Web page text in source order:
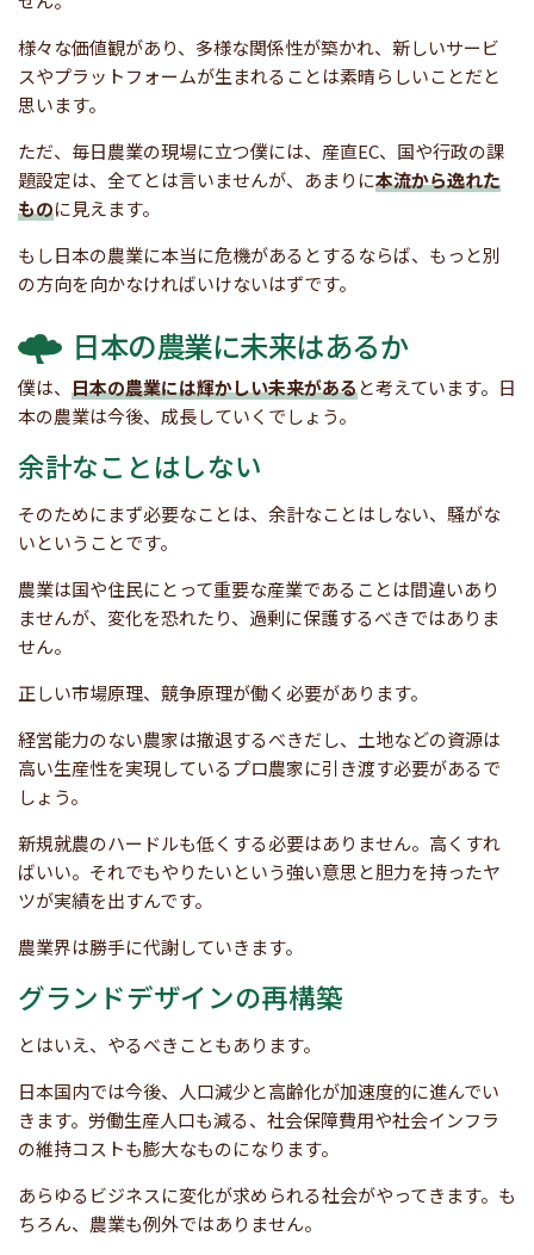
様々な価値観があり、多様な関係性が築かれ、新しいサービ
スやプラットフォームが生まれることは素晴らしいことだと
思います。
ただ、毎日農業の現場に立つ僕には、産直EC、国や行政の課
題設定は、全てとは言いませんが、あまりに本流から逸れた
ものに見えます。
もし日本の農業に本当に危機があるとするならば、もっと別
の方向を向かなければいけないはずです。
日本の農業に未来はあるか
僕は、 日本の農業には輝かしい未来があると考えています。日
本の農業は今後、成長していくでしょう。
余計なことはしない
そのためにまず必要なことは、余計なことはしない、騒がな
いということです。
農業は国や住民にとって重要な産業であることは間違いあり
ませんが、変化を恐れたり、過剰に保護するべきではありま
せん。
正しい市場原理、競争原理が働く必要があります。
経営能力のない農家は撤退するべきだし、土地などの資源は
高い生産性を実現しているプロ農家に引き渡す必要があるで
しょう。
新規就農のハードルも低くする必要はありません。高くすれ
ばいい。それでもやりたいという強い意思と胆力を持ったヤ
ツが実績を出すんです。
農業界は勝手に代謝していきます。
グランドデザインの再構築
とはいえ、やるべきこともあります。
日本国内では今後、人口減少と高齢化が加速度的に進んでい
きます。労働生産人口も減る、社会保障費用や社会インフラ
の維持コストも膨大なものになります。
あらゆるビジネスに変化が求められる社会がやってきます。も
ちろん、農業も例外ではありません。